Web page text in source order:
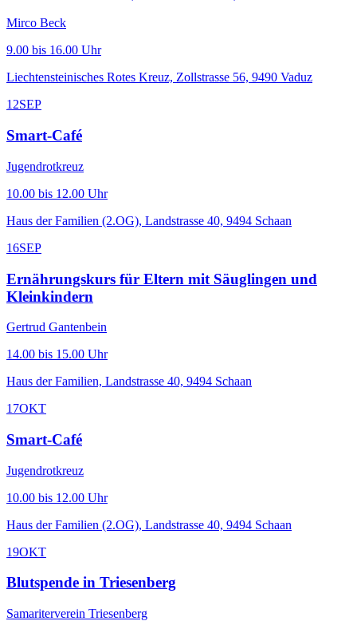
Mirco Beck
9.00 bis 16.00 Uhr
Liechtensteinisches Rotes Kreuz, Zollstrasse 56, 9490 Vaduz
12SEP
Smart-Café
Jugendrotkreuz
10.00 bis 12.00 Uhr
Haus der Familien (2.OG), Landstrasse 40, 9494 Schaan
16SEP
Ernährungskurs für Eltern mit Säuglingen und
Kleinkindern
Gertrud Gantenbein
14.00 bis 15.00 Uhr
Haus der Familien, Landstrasse 40, 9494 Schaan
17OKT
Smart-Café
Jugendrotkreuz
10.00 bis 12.00 Uhr
Haus der Familien (2.OG), Landstrasse 40, 9494 Schaan
19OKT
Blutspende in Triesenberg
Samariterverein Triesenberg